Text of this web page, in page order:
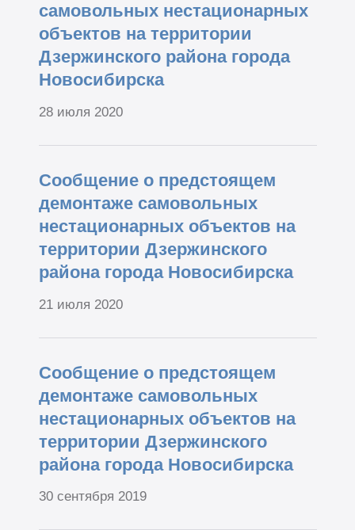
самовольных нестационарных
объектов на территории
Дзержинского района города
Новосибирска
28 июля 2020
Сообщение о предстоящем
демонтаже самовольных
нестационарных объектов на
территории Дзержинского
района города Новосибирска
21 июля 2020
Сообщение о предстоящем
демонтаже самовольных
нестационарных объектов на
территории Дзержинского
района города Новосибирска
30 сентября 2019